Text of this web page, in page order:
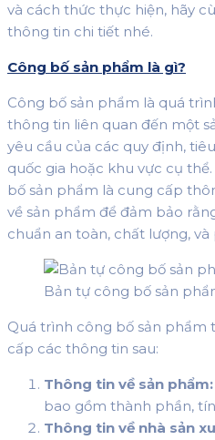
và cách thức thực hiện, hãy
thông tin chi tiết nhé.
Công bố sản phẩm là gì?
Công bố sản phẩm là quá
thông tin liên quan đến một
yêu cầu của các quy định,
quốc gia hoặc khu vực cụ
bố sản phẩm là cung cấp
về sản phẩm để đảm bảo
chuẩn an toàn, chất lượng, và
Bản tự công bố sản
Quá trình công bố sản phẩm
cấp các thông tin sau:
Thông tin về sản phẩm:
bao gồm thành phần,
Thông tin về nhà sản